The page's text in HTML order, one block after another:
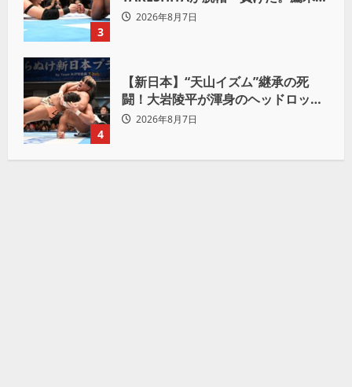
3
悟、強いわ！」
2026年8月7日
4
【新日本】“天山イズム”継承の死
闘！大岩陵平が渾身のヘッドロック
で後藤洋央紀からタップ奪取 執念の
2026年8月7日